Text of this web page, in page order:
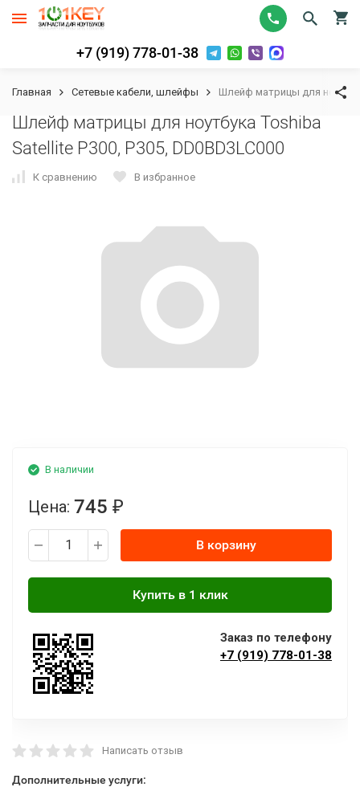
+7 (919) 778-01-38
Главная Сетевые кабели, шлейфы Шлейф матрицы для
Шлейф матрицы для ноутбука Toshiba
Satellite P300, P305, DD0BD3LC000
К сравнению В избранное
В наличии
Цена: 745 ₽
В корзину
Заказ по телефону
+7 (919) 778-01-38
Написать отзыв
Дополнительные услуги: